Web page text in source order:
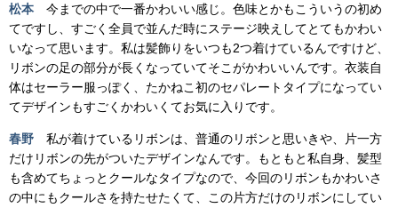
松本 今までの中で一番かわいい感じ。色味とかもこういうの初め
てですし、すごく全員で並んだ時にステージ映えしてとてもかわい
いなって思います。私は髪飾りをいつも2つ着けているんですけど、
リボンの足の部分が長くなっていてそこがかわいいんです。衣装自
体はセーラー服っぽく、たかねこ初のセパレートタイプになってい
てデザインもすごくかわいくてお気に入りです。
春野 私が着けているリボンは、普通のリボンと思いきや、片一方
だけリボンの先がついたデザインなんです。もともと私自身、髪型
も含めてちょっとクールなタイプなので、今回のリボンもかわいさ
の中にもクールさを持たせたくて、この片方だけのリボンにしてい